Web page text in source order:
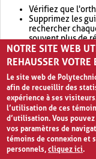
Vérifiez que
Supprimez les
rechercher
souvent plus de
Envisagez
retournera
NOTRE SITE WEB
REHAUSSER
Le site web de
afin de recueillir des
expérience à ses
l’utilisation de ces
d’utilisation. Vous
vos paramètres de
témoins de connexion et
personnels,cliquez ici.